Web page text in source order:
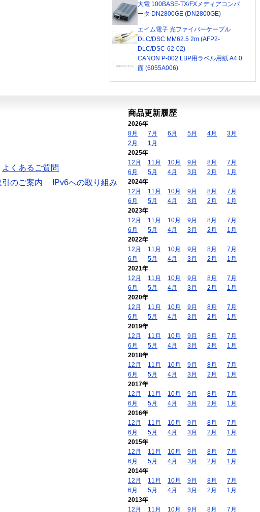
大電 100BASE-TX/FXメディアコンバ
ータ DN2800GE (DN2800GE)
エイム電子 光ファイバーケーブル
DLC/DSC MM62.5 2m (AFP2-
DLC/DSC-62-02)
CANON P-002 LBP用ラベル用紙 A4 0
面 (6055A006)
よくあるご質問
引のご案内
IPv6への取り組み
商品更新履歴
2026年
8月
7月 6月 5月 4月
3月
2月
1月
2025年
12月
11月 10月 9月 8月
7月
6月
5月 4月 3月 2月
1月
2024年
12月
11月 10月 9月 8月
7月
6月
5月 4月 3月 2月
1月
2023年
12月
11月 10月 9月 8月
7月
6月
5月 4月 3月 2月
1月
2022年
12月
11月 10月 9月 8月
7月
6月
5月 4月 3月 2月
1月
2021年
12月
11月 10月 9月 8月
7月
6月
5月 4月 3月 2月
1月
2020年
12月
11月 10月 9月 8月
7月
6月
5月 4月 3月 2月
1月
2019年
12月
11月 10月 9月 8月
7月
6月
5月 4月 3月 2月
1月
2018年
12月
11月 10月 9月 8月
7月
6月
5月 4月 3月 2月
1月
2017年
12月
11月 10月 9月 8月
7月
6月
5月 4月 3月 2月
1月
2016年
12月
11月 10月 9月 8月
7月
6月
5月 4月 3月 2月
1月
2015年
12月
11月 10月 9月 8月
7月
6月
5月 4月 3月 2月
1月
2014年
12月
11月 10月 9月 8月
7月
6月
5月 4月 3月 2月
1月
2013年
12月
11月 10月 9月 8月 7月